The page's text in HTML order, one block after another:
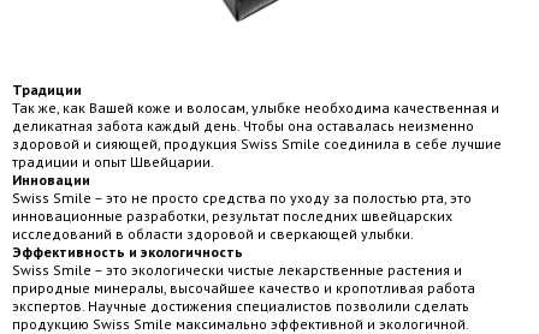
Традиции
Так же, как Вашей коже и волосам, улыбке необходима качественная и
деликатная забота каждый день. Чтобы она оставалась неизменно
здоровой и сияющей, продукция Swiss Smile соединила в себе лучшие
традиции и опыт Швейцарии.
Инновации
Swiss Smile – это не просто средства по уходу за полостью рта, это
инновационные разработки, результат последних швейцарских
исследований в области здоровой и сверкающей улыбки.
Эффективность и экологичность
Swiss Smile – это экологически чистые лекарственные растения и
природные минералы, высочайшее качество и кропотливая работа
экспертов. Научные достижения специалистов позволили сделать
продукцию Swiss Smile максимально эффективной и экологичной.